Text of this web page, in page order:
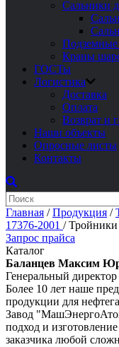
Сальники
Краны
ГОСТы
Логистика
Доставка
Оплата
Возврат и
Наши объекты
Опросные листы
Контакты
Главная /Продукция /
17376-2001 /Тройники
Запрос прайса
Каталог
Баланцев Максим
Генеральный директор
Более 10 лет наше
продукции для
Завод
подход и
заказчика любой